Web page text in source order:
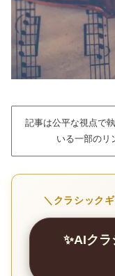
記事は公平な視点で
いる一部のリ
＼クラシック
✨AIク